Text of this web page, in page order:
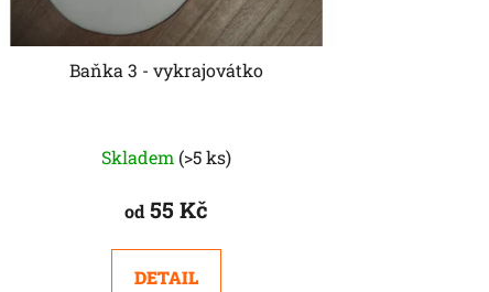
Baňka 3 - vykrajovátko
Skladem (>5 ks)
od 55 Kč
DETAIL